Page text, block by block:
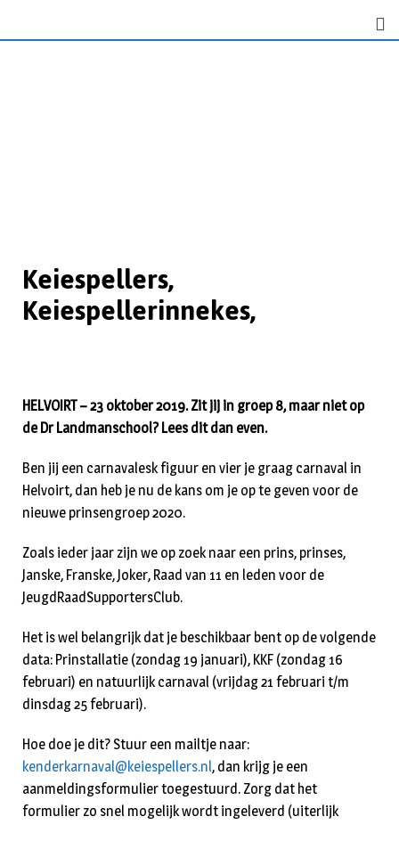
Keiespellers,
Keiespellerinnekes,
HELVOIRT – 23 oktober 2019. Zit jij in groep 8, maar niet op
de Dr Landmanschool? Lees dit dan even.
Ben jij een carnavalesk figuur en vier je graag carnaval in
Helvoirt, dan heb je nu de kans om je op te geven voor de
nieuwe prinsengroep 2020.
Zoals ieder jaar zijn we op zoek naar een prins, prinses,
Janske, Franske, Joker, Raad van 11 en leden voor de
JeugdRaadSupportersClub.
Het is wel belangrijk dat je beschikbaar bent op de volgende
data: Prinstallatie (zondag 19 januari), KKF (zondag 16
februari) en natuurlijk carnaval (vrijdag 21 februari t/m
dinsdag 25 februari).
Hoe doe je dit? Stuur een mailtje naar:
kenderkarnaval@keiespellers.nl, dan krijg je een
aanmeldingsformulier toegestuurd. Zorg dat het
formulier zo snel mogelijk wordt ingeleverd (uiterlijk